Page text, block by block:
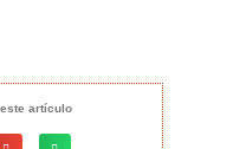
artículo